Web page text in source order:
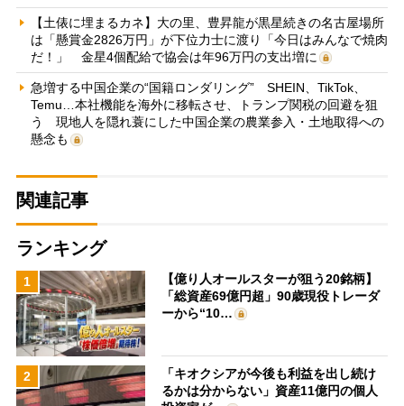
【土俵に埋まるカネ】大の里、豊昇龍が黒星続きの名古屋場所
は「懸賞金2826万円」が下位力士に渡り「今日はみんなで焼肉
だ！」 金星4個配給で協会は年96万円の支出増に
急増する中国企業の“国籍ロンダリング” SHEIN、TikTok、
Temu…本社機能を海外に移転させ、トランプ関税の回避を狙
う 現地人を隠れ蓑にした中国企業の農業参入・土地取得への
懸念も
関連記事
ランキング
1
【億り人オールスターが狙う20銘柄】
「総資産69億円超」90歳現役トレーダ
ーから“10…
2
「キオクシアが今後も利益を出し続け
るかは分からない」資産11億円の個人